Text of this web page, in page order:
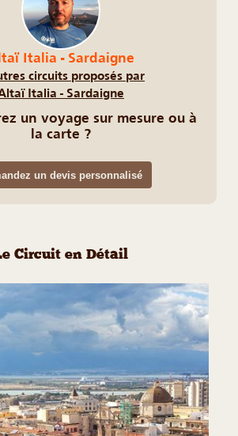
Italia - Sardaigne
circuits proposés par
Italia - Sardaigne
un voyage sur mesure ou à
la carte ?
un devis personnalisé
Circuit en Détail